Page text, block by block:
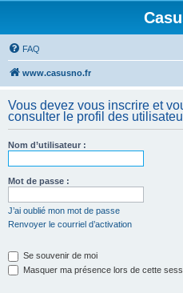
FAQ
www.casusno.fr
Vous devez vous inscrire et
consulter le profil des
Nom d’utilisateur :
Mot de passe :
J’ai oublié mon mot de passe
Renvoyer le courriel d’activation
Se souvenir de moi
Masquer ma présence lors de cette